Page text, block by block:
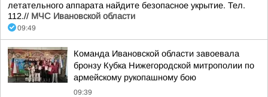
летательного аппарата найдите безопасное укрытие. Тел.
112.// МЧС Ивановской области
09:49
Команда Ивановской области завоевала
бронзу Кубка Нижегородской митрополии по
армейскому рукопашному бою
09:39